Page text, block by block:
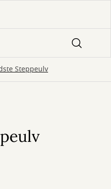
Steppeulv